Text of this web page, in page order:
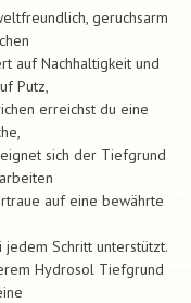
geruchsarm
auf Nachhaltigkeit und
Putz,
erreichst du eine
sich der Tiefgrund
auf eine bewährte
Schritt unterstützt.
Hydrosol Tiefgrund